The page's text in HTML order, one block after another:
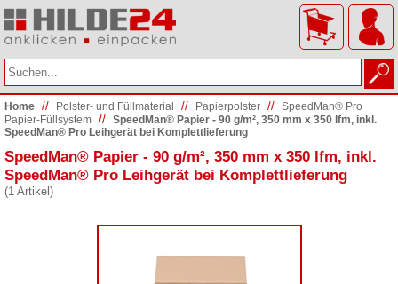
Home // Polster- und Füllmaterial // Papierpolster // SpeedMan® Pro
Papier-Füllsystem // SpeedMan® Papier - 90 g/m², 350 mm x 350 lfm, inkl.
SpeedMan® Pro Leihgerät bei Komplettlieferung
SpeedMan® Papier - 90 g/m², 350 mm x 350 lfm, inkl.
SpeedMan® Pro Leihgerät bei Komplettlieferung
(1 Artikel)